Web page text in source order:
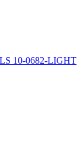
10-0682-LIGHT